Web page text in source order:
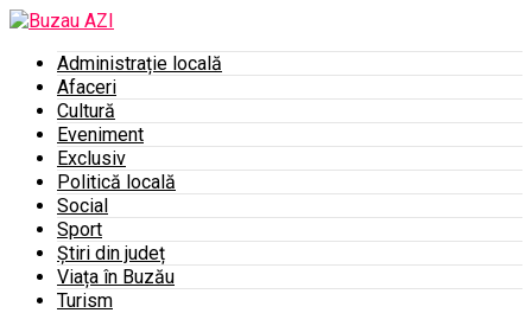
Administrație locală
Afaceri
Cultură
Eveniment
Exclusiv
Politică locală
Social
Sport
Știri din județ
Viața în Buzău
Turism